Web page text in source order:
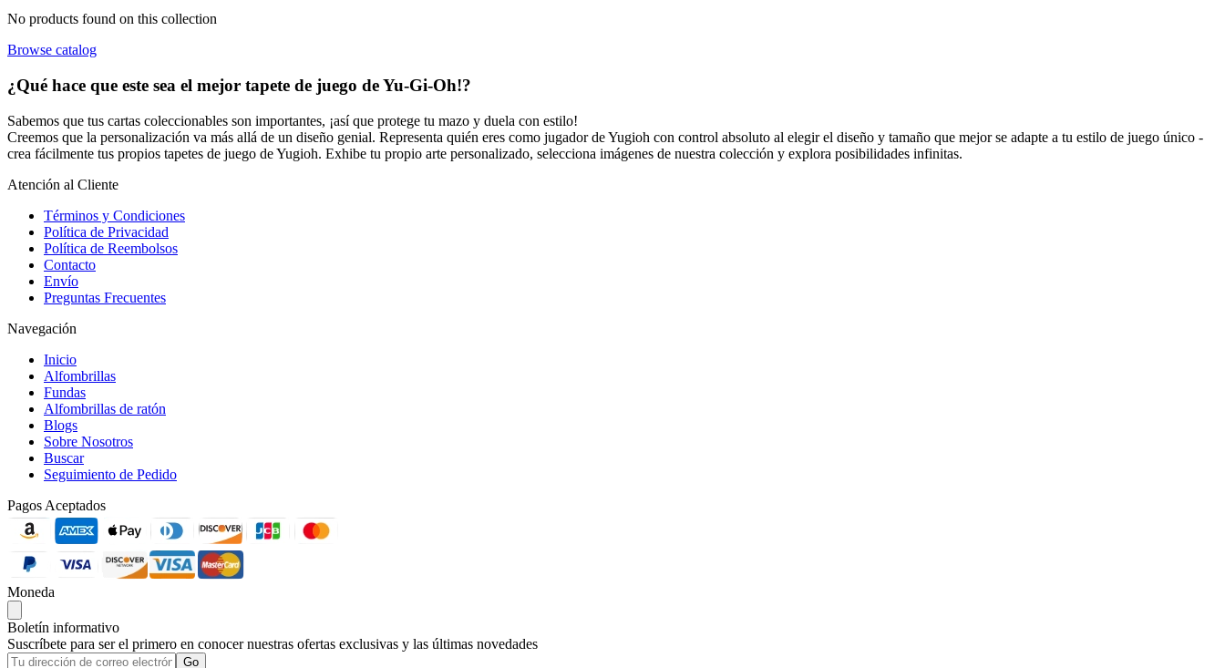
No products found on this collection
Browse catalog
¿Qué hace que este sea el mejor tapete de juego deYu-Gi-Oh!?
Sabemos que tus cartas coleccionables son importantes, ¡así que protege tu mazo y duela con estilo!
Creemos que la personalización va más allá de un diseño genial. Representa quién eres como jugador de Yugioh con control absoluto al elegir el diseño y tamaño que mejor se adapte a tu estilo de juego único -
crea fácilmente tus propios tapetes de juego deYugioh. Exhibe tu propio arte personalizado, selecciona imágenes de nuestra colección y explora posibilidades infinitas.
Atención al Cliente
Términos y Condiciones
Política de Privacidad
Política de Reembolsos
Contacto
Envío
Preguntas Frecuentes
Navegación
Inicio
Alfombrillas
Fundas
Alfombrillas de ratón
Blogs
Sobre Nosotros
Buscar
Seguimiento de Pedido
Pagos Aceptados
Moneda
Boletín informativo
Suscríbete para ser el primero en conocer nuestras ofertas exclusivas y las últimas novedades
Go